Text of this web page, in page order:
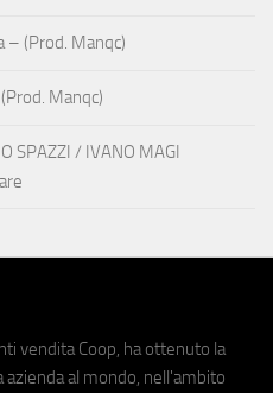
– (Prod. Manqc)
Manqc)
SPAZZI / IVANO MAGI
vendita Coop, ha ottenuto la
azienda al mondo, nell'ambito